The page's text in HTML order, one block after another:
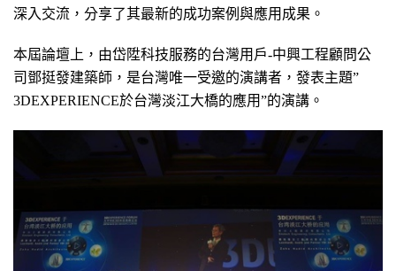
深入交流，分享了其最新的成功案例與應用成果。
本屆論壇上，由岱陞科技服務的台灣用戶-中興工程顧問公
司鄧挺發建築師，是台灣唯一受邀的演講者，發表主題”
3DEXPERIENCE於台灣淡江大橋的應用”的演講。